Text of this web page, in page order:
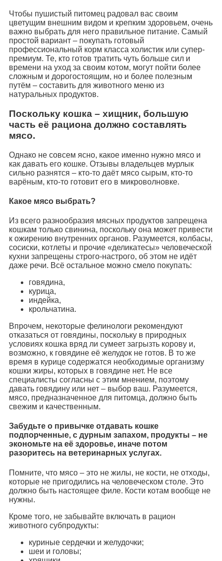
Чтобы пушистый питомец радовал вас своим
цветущим внешним видом и крепким здоровьем, очень
важно выбрать для него правильное питание. Самый
простой вариант – покупать готовый
профессиональный корм класса холистик или супер-
премиум. Те, кто готов тратить чуть больше сил и
времени на уход за своим котом, могут пойти более
сложным и дорогостоящим, но и более полезным
путём – составить для животного меню из
натуральных продуктов.
Поскольку кошка – хищник, большую
часть её рациона должно составлять
мясо.
Однако не совсем ясно, какое именно нужно мясо и
как давать его кошке. Отзывы владельцев мурлык
сильно разнятся – кто-то даёт мясо сырым, кто-то
варёным, кто-то готовит его в микроволновке.
Какое мясо выбрать?
Из всего разнообразия мясных продуктов запрещена
кошкам только свинина, поскольку она может привести
к ожирению внутренних органов. Разумеется, колбасы,
сосиски, котлеты и прочие «деликатесы» человеческой
кухни запрещены строго-настрого, об этом не идёт
даже речи. Всё остальное можно смело покупать:
говядина,
курица,
индейка,
крольчатина.
Впрочем, некоторые фелинологи рекомендуют
отказаться от говядины, поскольку в природных
условиях кошка вряд ли сумеет загрызть корову и,
возможно, к говядине её желудок не готов. В то же
время в курице содержатся необходимые организму
кошки жиры, которых в говядине нет. Не все
специалисты согласны с этим мнением, поэтому
давать говядину или нет – выбор ваш. Разумеется,
мясо, предназначенное для питомца, должно быть
свежим и качественным.
Забудьте о привычке отдавать кошке
подпорченные, с дурным запахом, продукты – не
экономьте на её здоровье, иначе потом
разоритесь на ветеринарных услугах.
Помните, что мясо – это не жилы, не кости, не отходы,
которые не пригодились на человеческом столе. Это
должно быть настоящее филе. Кости котам вообще не
нужны.
Кроме того, не забывайте включать в рацион
животного субпродукты:
куриные сердечки и желудочки;
шеи и головы;